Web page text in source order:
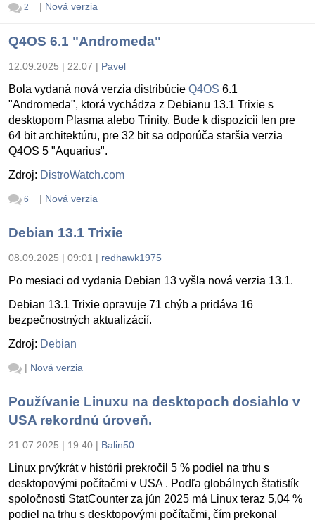
2 | Nová verzia
Q4OS 6.1 "Andromeda"
12.09.2025 | 22:07 | Pavel
Bola vydaná nová verzia distribúcie Q4OS 6.1
"Andromeda", ktorá vychádza z Debianu 13.1 Trixie s
desktopom Plasma alebo Trinity. Bude k dispozícii len pre
64 bit architektúru, pre 32 bit sa odporúča staršia verzia
Q4OS 5 "Aquarius".
Zdroj: DistroWatch.com
6 | Nová verzia
Debian 13.1 Trixie
08.09.2025 | 09:01 | redhawk1975
Po mesiaci od vydania Debian 13 vyšla nová verzia 13.1.
Debian 13.1 Trixie opravuje 71 chýb a pridáva 16
bezpečnostných aktualizácií.
Zdroj: Debian
| Nová verzia
Používanie Linuxu na desktopoch dosiahlo v
USA rekordnú úroveň.
21.07.2025 | 19:40 | Balin50
Linux prvýkrát v histórii prekročil 5 % podiel na trhu s
desktopovými počítačmi v USA . Podľa globálnych štatistík
spoločnosti StatCounter za jún 2025 má Linux teraz 5,04 %
podiel na trhu s desktopovými počítačmi, čím prekonal